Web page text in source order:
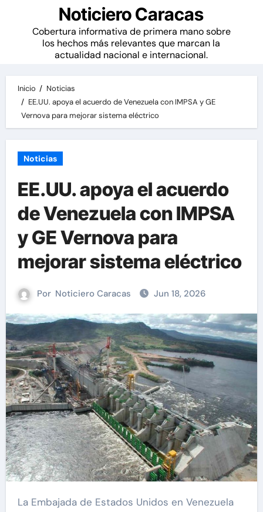
Noticiero Caracas
Cobertura informativa de primera mano sobre
los hechos más relevantes que marcan la
actualidad nacional e internacional.
Inicio
Noticias
EE.UU. apoya el acuerdo de Venezuela con IMPSA y GE
Vernova para mejorar sistema eléctrico
Noticias
EE.UU. apoya el acuerdo
de Venezuela con IMPSA
y GE Vernova para
mejorar sistema eléctrico
Por Noticiero Caracas Jun 18, 2026
La Embajada de Estados Unidos en Venezuela